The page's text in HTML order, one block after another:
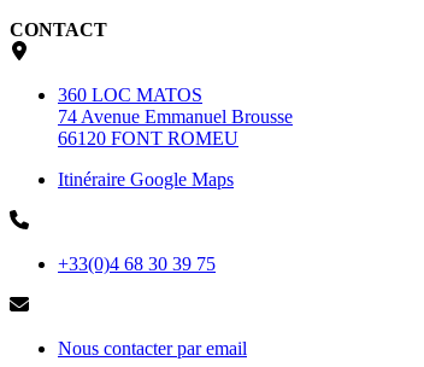
CONTACT
360 LOC MATOS
74 Avenue Emmanuel Brousse
66120 FONT ROMEU
Itinéraire Google Maps
+33(0)4 68 30 39 75
Nous contacter par email